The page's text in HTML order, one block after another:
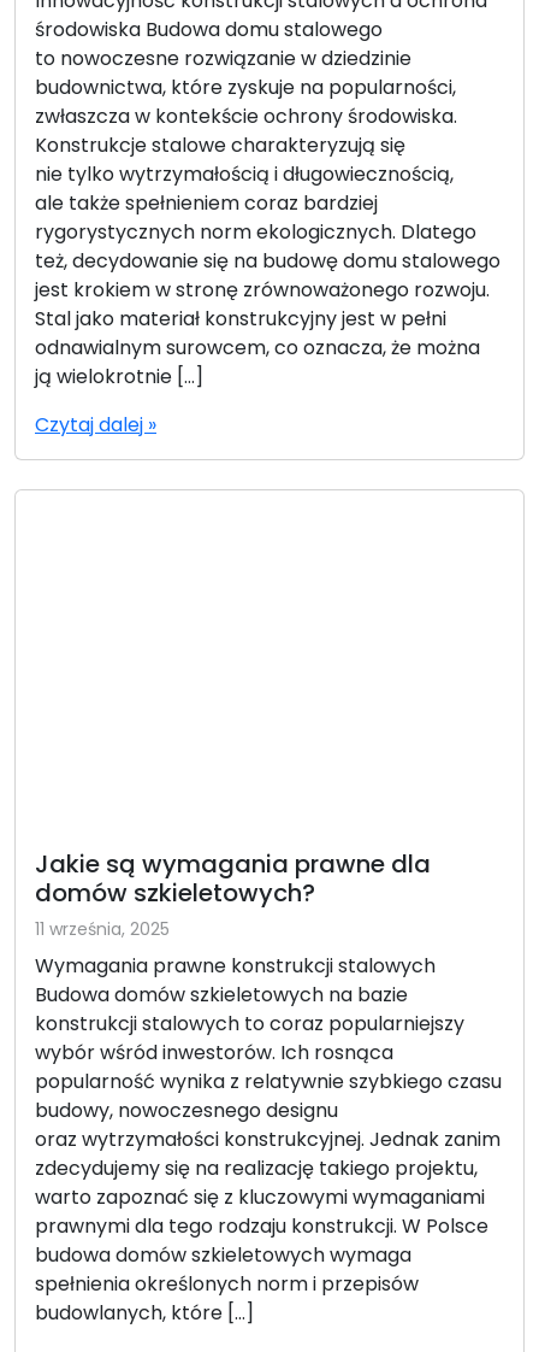
środowiska Budowa domu stalowego
to nowoczesne rozwiązanie w dziedzinie
budownictwa, które zyskuje na popularności,
zwłaszcza w kontekście ochrony środowiska.
Konstrukcje stalowe charakteryzują się
nie tylko wytrzymałością i długowiecznością,
ale także spełnieniem coraz bardziej
rygorystycznych norm ekologicznych. Dlatego
też, decydowanie się na budowę domu stalowego
jest krokiem w stronę zrównoważonego rozwoju.
Stal jako materiał konstrukcyjny jest w pełni
odnawialnym surowcem, co oznacza, że można
ją wielokrotnie […]
Czytaj dalej »
Jakie są wymagania prawne dla
domów szkieletowych?
11 września, 2025
Wymagania prawne konstrukcji stalowych
Budowa domów szkieletowych na bazie
konstrukcji stalowych to coraz popularniejszy
wybór wśród inwestorów. Ich rosnąca
popularność wynika z relatywnie szybkiego czasu
budowy, nowoczesnego designu
oraz wytrzymałości konstrukcyjnej. Jednak zanim
zdecydujemy się na realizację takiego projektu,
warto zapoznać się z kluczowymi wymaganiami
prawnymi dla tego rodzaju konstrukcji. W Polsce
budowa domów szkieletowych wymaga
spełnienia określonych norm i przepisów
budowlanych, które […]